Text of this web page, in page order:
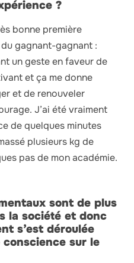
?
bonne première
gagnant-gagnant :
un geste en faveur de
et ça me donne
et de renouveler
J’ai été vraiment
de quelques minutes
plusieurs kg de
pas de mon académie.
sont de plus
la société et donc
s’est déroulée
sur le